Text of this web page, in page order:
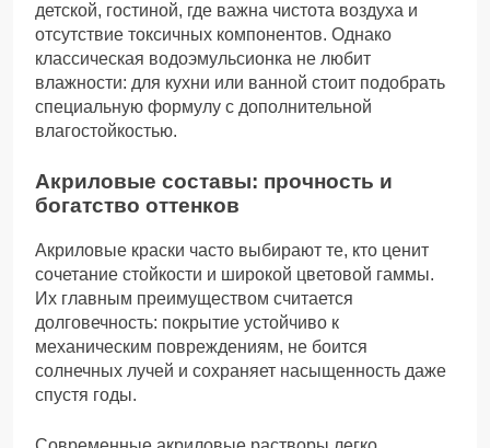
детской, гостиной, где важна чистота воздуха и
отсутствие токсичных компонентов. Однако
классическая водоэмульсионка не любит
влажности: для кухни или ванной стоит подобрать
специальную формулу с дополнительной
влагостойкостью.
Акриловые составы: прочность и
богатство оттенков
Акриловые краски часто выбирают те, кто ценит
сочетание стойкости и широкой цветовой гаммы.
Их главным преимуществом считается
долговечность: покрытие устойчиво к
механическим повреждениям, не боится
солнечных лучей и сохраняет насыщенность даже
спустя годы.